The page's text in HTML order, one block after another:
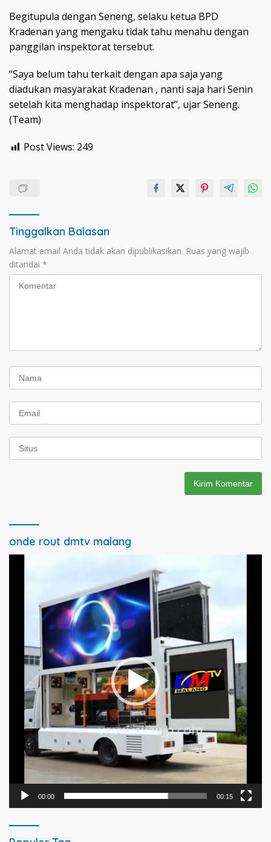
Begitupula dengan Seneng, selaku ketua BPD
Kradenan yang mengaku tidak tahu menahu dengan
panggilan inspektorat tersebut.
“Saya belum tahu terkait dengan apa saja yang
diadukan masyarakat Kradenan , nanti saja hari Senin
setelah kita menghadap inspektorat”, ujar Seneng.
(Team)
Post Views: 249
Tinggalkan Balasan
Alamat email Anda tidak akan dipublikasikan. Ruas yang wajib
ditandai *
onde rout dmtv malang
00:00 00:15